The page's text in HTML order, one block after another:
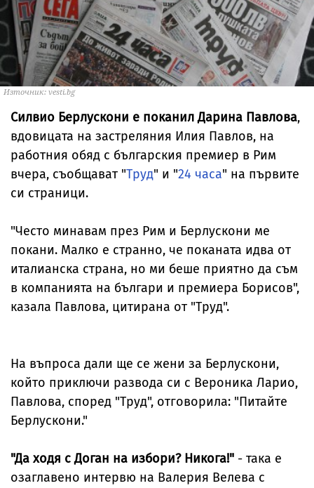
Източник: vesti.bg
Силвио Берлускони е поканил Дарина Павлова,
вдовицата на застреляния Илия Павлов, на
работния обяд с българския премиер в Рим
вчера, съобщават "Труд" и "24 часа" на първите
си страници.
"Често минавам през Рим и Берлускони ме
покани. Малко е странно, че поканата идва от
италианска страна, но ми беше приятно да съм
в компанията на българи и премиера Борисов",
казала Павлова, цитирана от "Труд".
На въпроса дали ще се жени за Берлускони,
който приключи развода си с Вероника Ларио,
Павлова, според "Труд", отговорила: "Питайте
Берлускони."
"Да ходя с Доган на избори? Никога!" - така е
озаглавено интервю на Валерия Велева с